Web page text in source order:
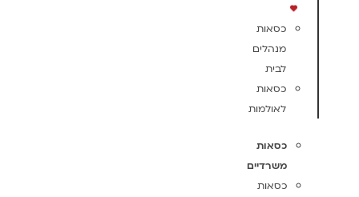
כסאות
מנהלים
לבית
כסאות
לאולמות
כסאות
משרדיים
כסאות